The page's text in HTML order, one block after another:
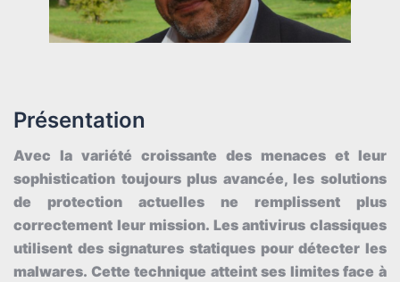
Présentation
Avec la variété croissante des menaces et leur
sophistication toujours plus avancée, les solutions
de protection actuelles ne remplissent plus
correctement leur mission. Les antivirus classiques
utilisent des signatures statiques pour détecter les
malwares. Cette technique atteint ses limites face à